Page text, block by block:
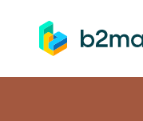
springen